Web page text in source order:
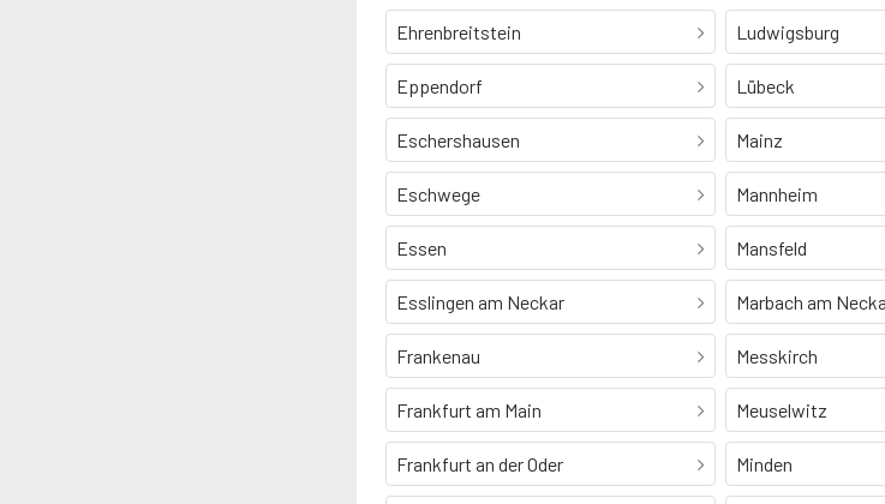
Ehrenbreitstein
Eppendorf
Eschershausen
Eschwege
Essen
Esslingen am Neckar
Frankenau
Frankfurt am Main
Frankfurt an der Oder
Ludwigsburg
Lübeck
Mainz
Mannheim
Mansfeld
Marbach am
Messkirch
Meuselwitz
Minden